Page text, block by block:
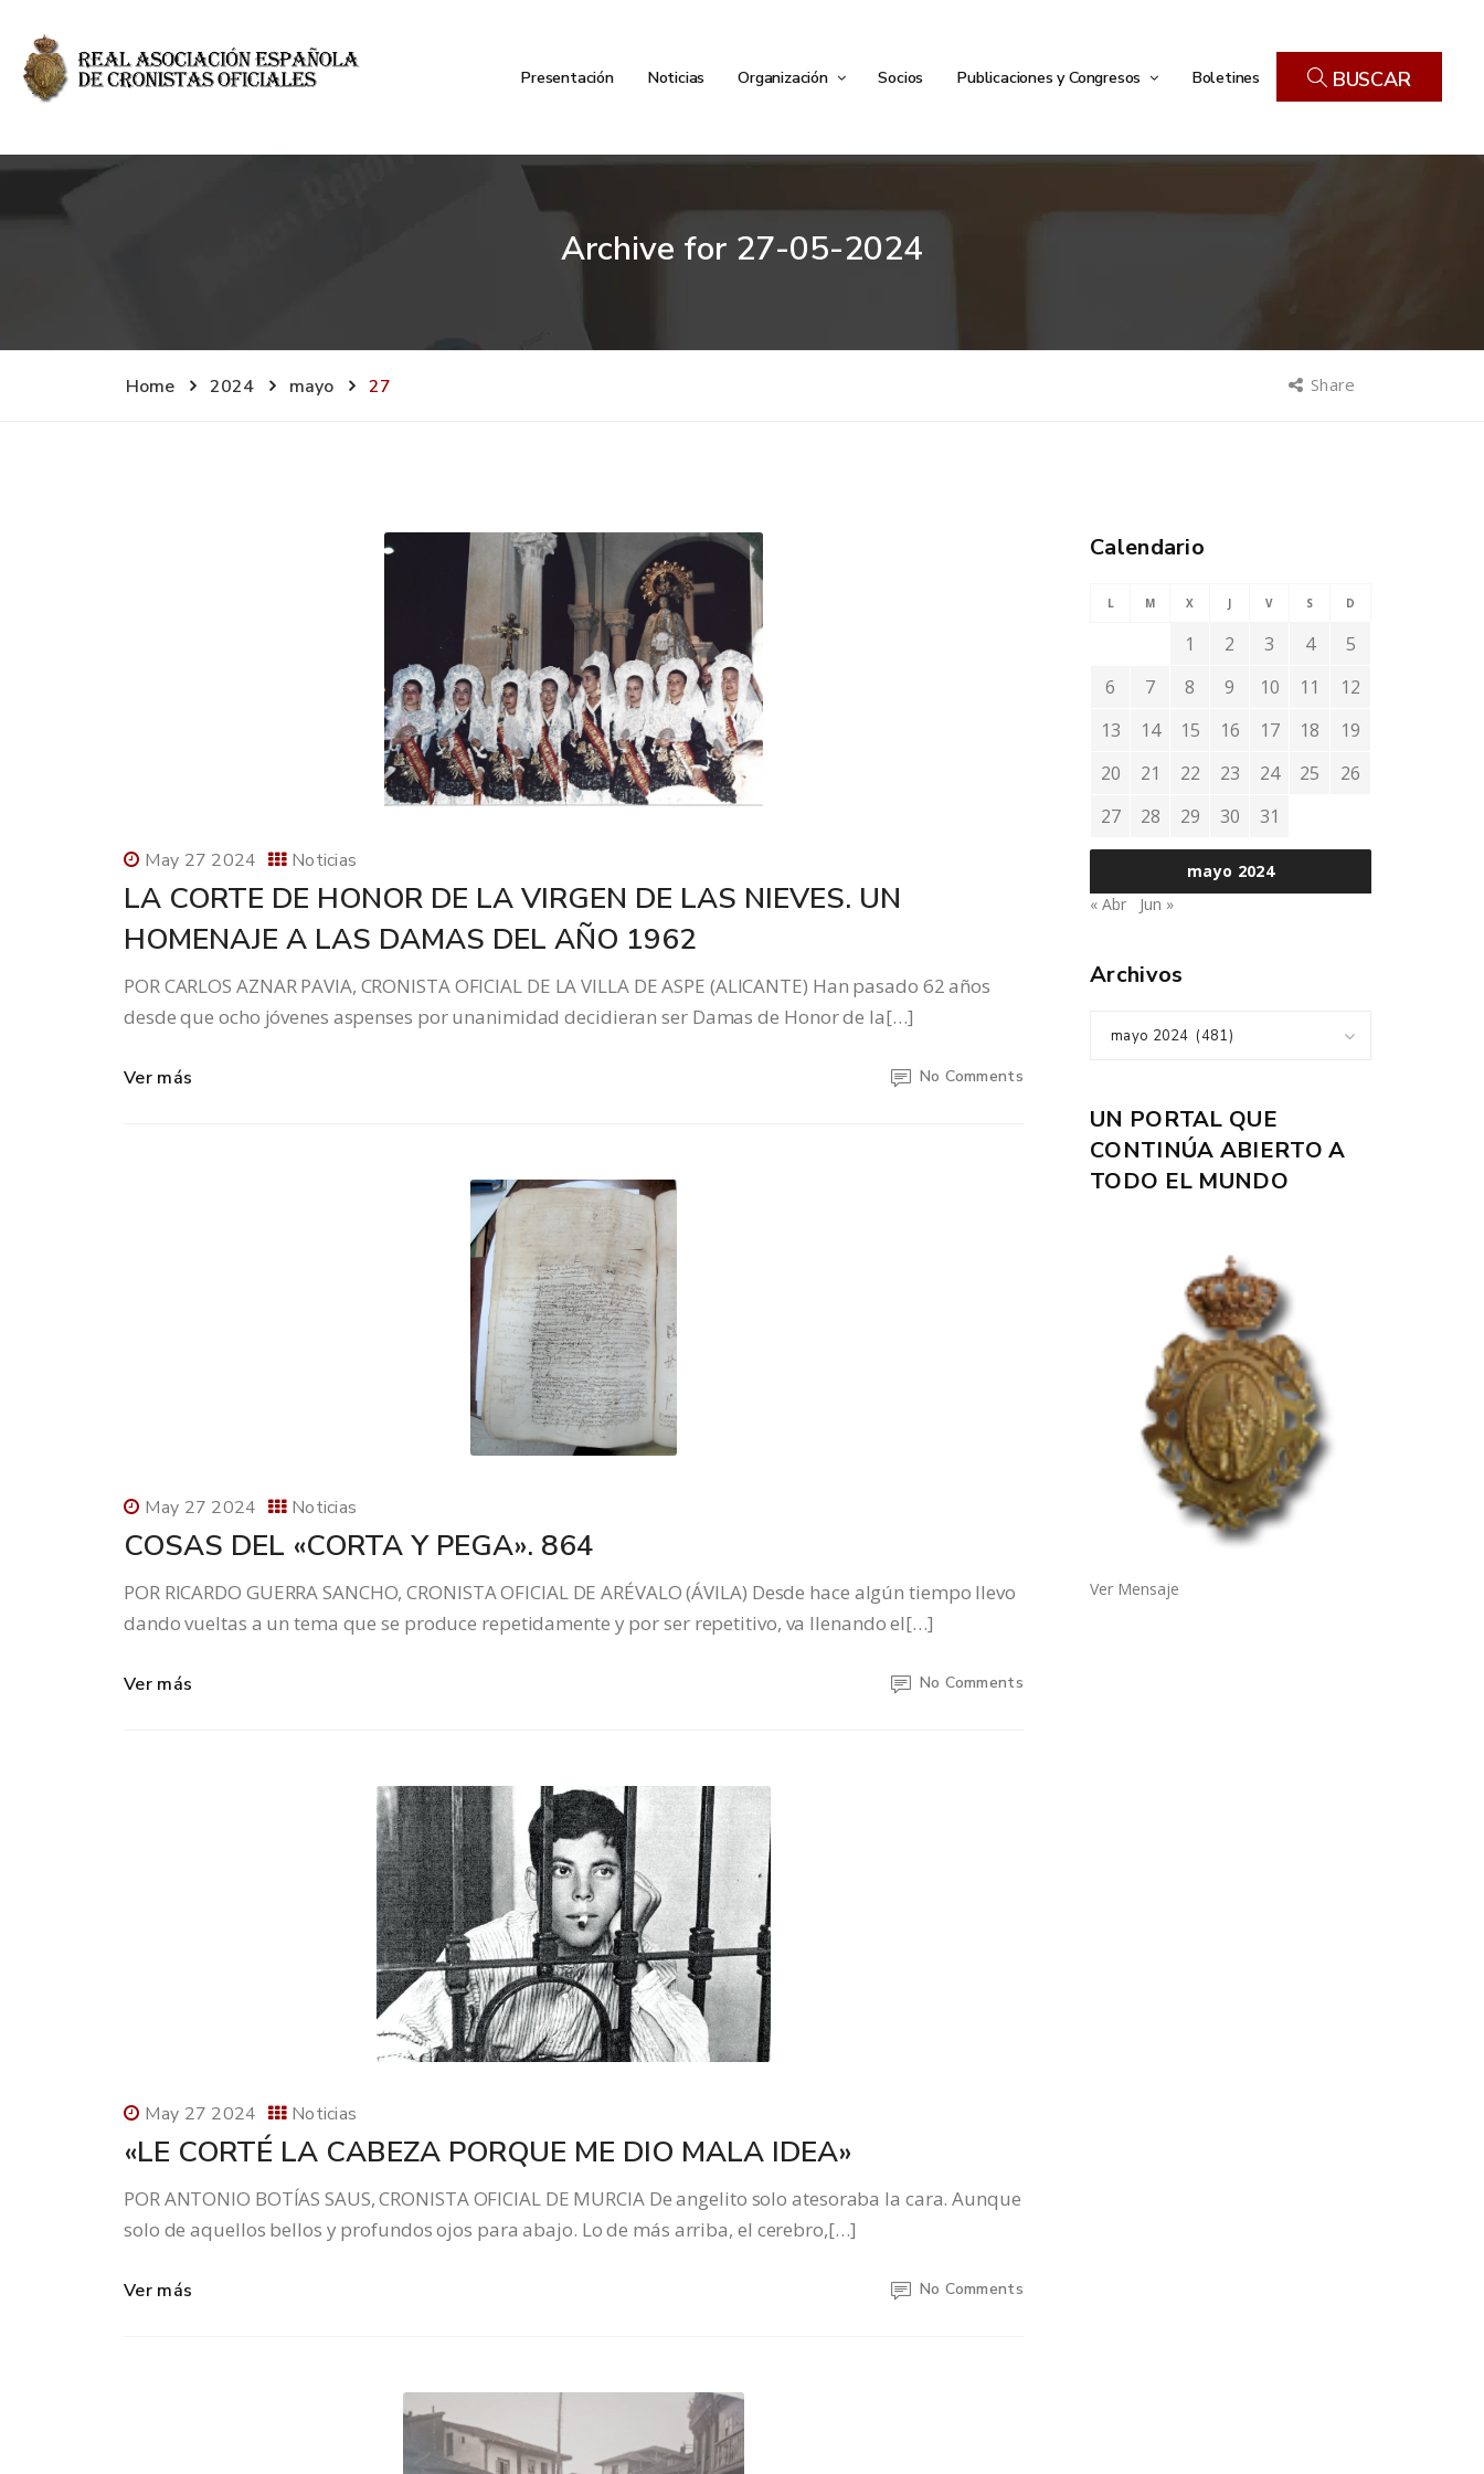
Presentación Noticias Organización Socios Publicaciones y Congresos Boletines BUSCAR
Archive for 27-05-2024
Home 2024 mayo 27 Share
May 27 2024 Noticias
LA CORTE DE HONOR DE LA VIRGEN DE LAS NIEVES. UN
HOMENAJE A LAS DAMAS DEL AÑO 1962
POR CARLOS AZNAR PAVIA, CRONISTA OFICIAL DE LA VILLA DE ASPE (ALICANTE) Han pasado 62 años
desde que ocho jóvenes aspenses por unanimidad decidieran ser Damas de Honor de la[…]
Ver más No Comments
May 27 2024 Noticias
COSAS DEL «CORTA Y PEGA». 864
POR RICARDO GUERRA SANCHO, CRONISTA OFICIAL DE ARÉVALO (ÁVILA) Desde hace algún tiempo llevo
dando vueltas a un tema que se produce repetidamente y por ser repetitivo, va llenando el[…]
Ver más No Comments
May 27 2024 Noticias
«LE CORTÉ LA CABEZA PORQUE ME DIO MALA IDEA»
POR ANTONIO BOTÍAS SAUS, CRONISTA OFICIAL DE MURCIA De angelito solo atesoraba la cara. Aunque
solo de aquellos bellos y profundos ojos para abajo. Lo de más arriba, el cerebro,[…]
Ver más No Comments
Calendario
mayo 2024
L M X J V S D
1 2 3 4
5
6
7 8 9 10 11
12
13
14 15 16 17 18
19
20
21 22 23 24 25
26
27
28 29 30 31
« Abr Jun »
Archivos
mayo 2024 (481)
UN PORTAL QUE
CONTINÚA ABIERTO A
TODO EL MUNDO
Ver Mensaje